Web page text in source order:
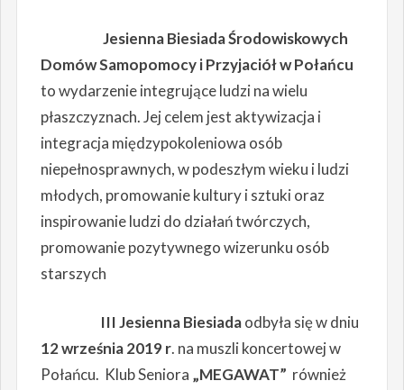
Jesienna Biesiada Środowiskowych
Domów Samopomocy i Przyjaciół w Połańcu
to wydarzenie integrujące ludzi na wielu
płaszczyznach. Jej celem jest aktywizacja i
integracja międzypokoleniowa osób
niepełnosprawnych, w podeszłym wieku i ludzi
młodych, promowanie kultury i sztuki oraz
inspirowanie ludzi do działań twórczych,
promowanie pozytywnego wizerunku osób
starszych
III Jesienna Biesiadaodbyła się w dniu
12 września 2019 r. na muszli koncertowej w
Połańcu. Klub Seniora „MEGAWAT” również